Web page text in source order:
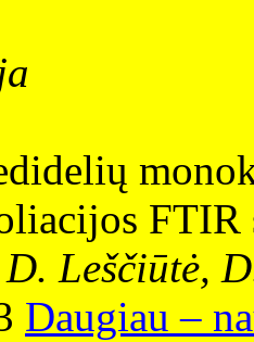
FTIR
Leščiūtė,
Daugiau –